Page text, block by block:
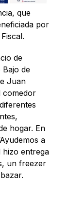
que
por
de
de
Juan
comedor
hogar. En
a
hizo entrega
un freezer